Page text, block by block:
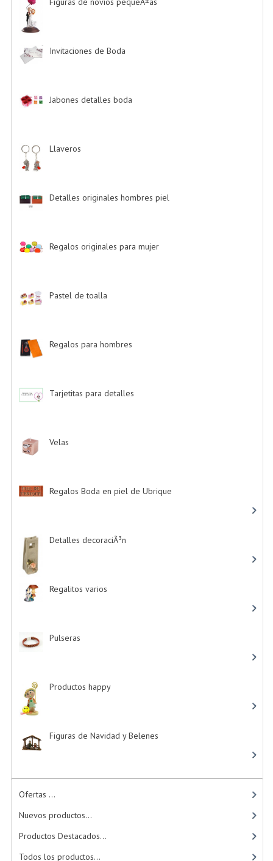
Invitaciones de Boda
Jabones detalles boda
Llaveros
Detalles originales hombres piel
Regalos originales para mujer
Pastel de toalla
Regalos para hombres
Tarjetitas para detalles
Velas
Regalos Boda en piel de Ubrique
Detalles decoraciÃ³n
Regalitos varios
Pulseras
Productos happy
Figuras de Navidad y Belenes
Ofertas ...
Nuevos productos...
Productos Destacados...
Todos los productos...